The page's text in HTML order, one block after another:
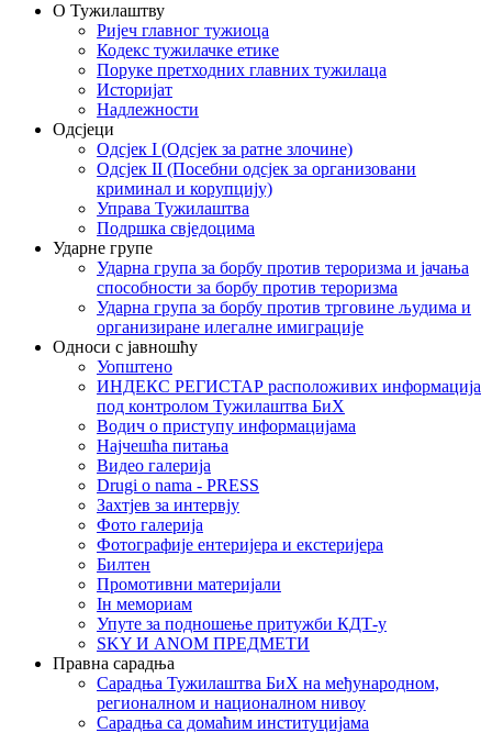
О Тужилаштву
Ријеч главног тужиоца
Кодекс тужилачке етике
Поруке претходних главних тужилаца
Историјат
Надлежности
Одсјеци
Одсјек I (Одсјек за ратне злочине)
Одсјек II (Посебни одсјек за организовани
криминал и корупцију)
Управа Тужилаштва
Подршка свједоцима
Ударне групе
Ударна група за борбу против тероризма и јачања
способности за борбу против тероризма
Ударна група за борбу против трговине људима и
организиране илегалне имиграције
Односи с јавношћу
Уопштено
ИНДЕКС РЕГИСТАР расположивих информација
под контролом Тужилаштва БиХ
Водич о приступу информацијама
Најчешћа питања
Видео галерија
Drugi o nama - PRESS
Захтјев за интервју
Фото галерија
Фотографије ентеријера и екстеријера
Билтен
Промотивни материјали
Iн мемориам
Упуте за подношење притужби КДТ-у
SKY И ANOM ПРЕДМЕТИ
Правна сарадња
Сарадња Тужилаштва БиХ на међународном,
регионалном и националном нивоу
Сарадња са домаћим институцијама